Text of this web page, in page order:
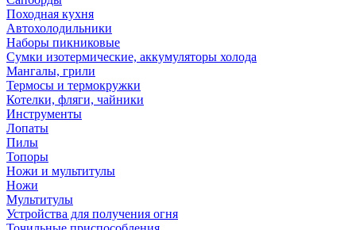
Походная кухня
Автохолодильники
Наборы пикниковые
Сумки изотермические, аккумуляторы холода
Мангалы, грили
Термосы и термокружки
Котелки, фляги, чайники
Инструменты
Лопаты
Пилы
Топоры
Ножи и мультитулы
Ножи
Мультитулы
Устройства для получения огня